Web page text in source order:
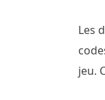
Les
jeu.